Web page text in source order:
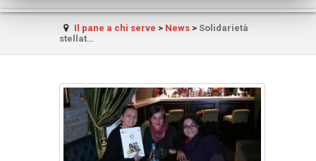
Il pane a chi serve > News > Solidarietà
stellat…